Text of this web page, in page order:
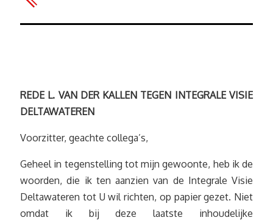
REDE L. VAN DER KALLEN TEGEN INTEGRALE VISIE
DELTAWATEREN
Voorzitter, geachte collega’s,
Geheel in tegenstelling tot mijn gewoonte, heb ik de
woorden, die ik ten aanzien van de Integrale Visie
Deltawateren tot U wil richten, op papier gezet. Niet
omdat ik bij deze laatste inhoudelijke